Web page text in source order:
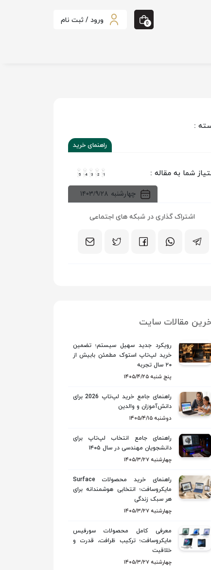
0 ورود / ثبت نام
:
راهنمای خرید
شما به مقاله : 5 4 3 2 1
۱۴۰۳/۹/۲۸ چهارشنبه
اشتراک گذاری در شبکه های اجتماعی
مقالات سایت
رویکرد جدید سهیل سیستم؛ تضمین
خرید لپ‌تاپ استوک مطمئن بابیش از
۲۰ سال تجربه
۱۴۰۵/۴/۲۵ پنج شنبه
راهنمای جامع خرید لپ‌تاپ 2026 برای
دانش‌آموزان و والدین
۱۴۰۵/۴/۱۵ دوشنبه
راهنمای جامع انتخاب لپ‌تاپ برای
دانشجویان مهندسی در سال ۱۴۰۵
۱۴۰۵/۳/۲۷ چهارشنبه
راهنمای خرید محصولات Surface
مایکروسافت؛ انتخابی هوشمندانه برای
هر سبک زندگی
۱۴۰۵/۳/۲۷ چهارشنبه
معرفی کامل محصولات سورفیس
مایکروسافت؛ ترکیب ظرافت، قدرت و
خلاقیت
۱۴۰۵/۳/۲۷ چهارشنبه